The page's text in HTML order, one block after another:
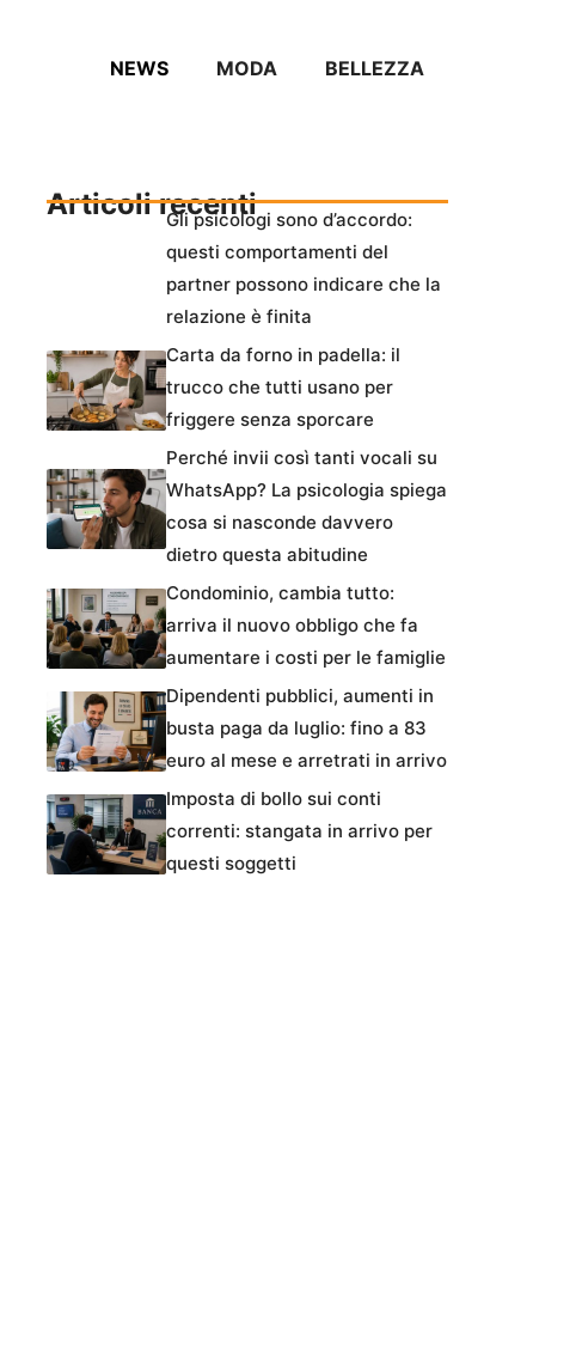
NEWS MODA BELLEZZA
Articoli recentiGli psicologi sono d’accordo:
questi comportamenti del
partner possono indicare che la
relazione è finita
Carta da forno in padella: il
trucco che tutti usano per
friggere senza sporcare
Perché invii così tanti vocali su
WhatsApp? La psicologia spiega
cosa si nasconde davvero
dietro questa abitudine
Condominio, cambia tutto:
arriva il nuovo obbligo che fa
aumentare i costi per le famiglie
Dipendenti pubblici, aumenti in
busta paga da luglio: fino a 83
euro al mese e arretrati in arrivo
Imposta di bollo sui conti
correnti: stangata in arrivo per
questi soggetti